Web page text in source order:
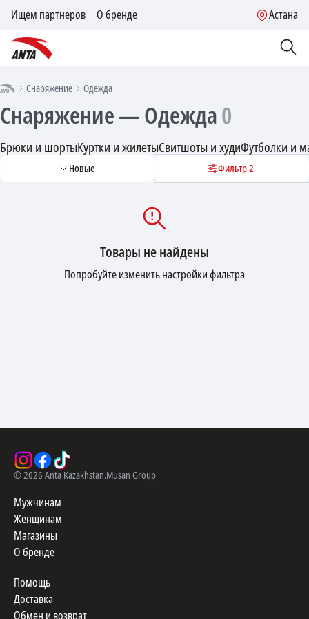
Ищем партнеров О бренде Астана
Снаряжение Одежда
Снаряжение — Одежда0
Брюки и шортыКуртки и жилетыСвитшоты и худиФутболки и
Новые Фильтр2
Товары не найдены
Попробуйте изменить настройки фильтра
©2026 Anta Kazakhstan.Musan Group
Мужчинам
Женщинам
Магазины
О бренде
Помощь
Доставка